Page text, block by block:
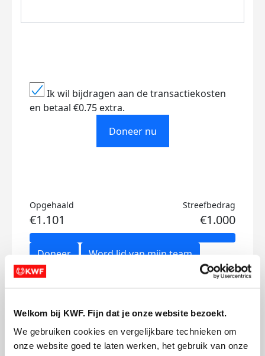
Welkom bij KWF. Fijn dat je onze website bezoekt.
We gebruiken cookies en vergelijkbare technieken om
onze website goed te laten werken, het gebruik van onze
Ik wil bijdragen aan de transactiekosten
en betaal €0.75 extra.
Doneer nu
Opgehaald
€1.101
Streefbedrag
€1.000
Doneer Word lid van mijn team